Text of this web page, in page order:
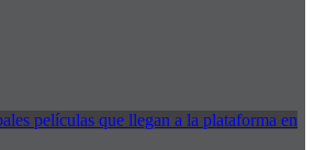
películas que llegan a la plataforma en